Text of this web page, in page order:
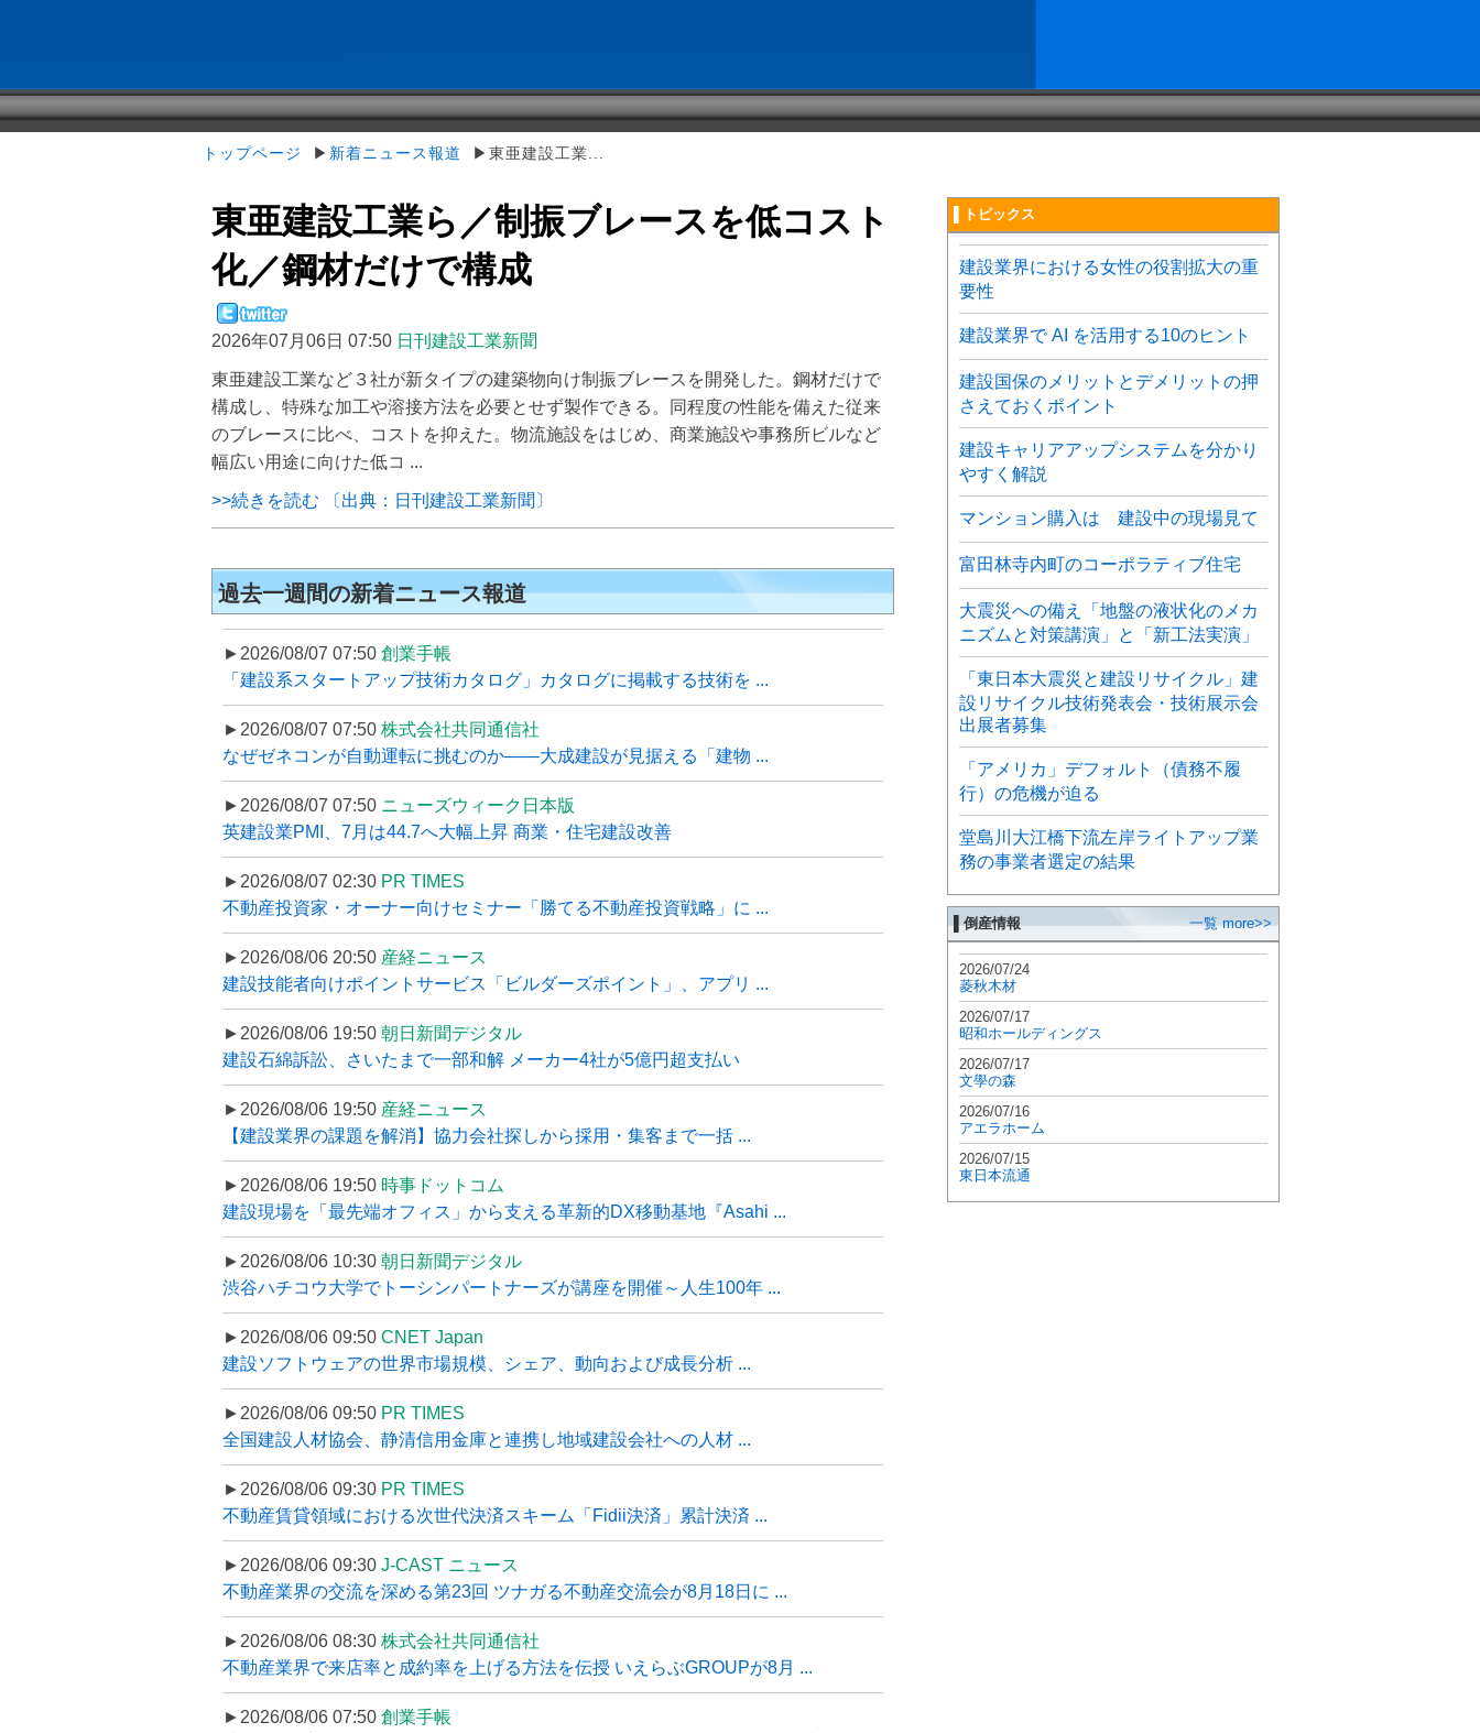
トップページ ▶ 新着ニュース報道 ▶東亜建設工業...
東亜建設工業ら／制振ブレースを低コスト
化／鋼材だけで構成
2026年07月06日 07:50 日刊建設工業新聞
東亜建設工業など３社が新タイプの建築物向け制振ブレースを開発した。鋼材だけで
構成し、特殊な加工や溶接方法を必要とせず製作できる。同程度の性能を備えた従来
のブレースに比べ、コストを抑えた。物流施設をはじめ、商業施設や事務所ビルなど
幅広い用途に向けた低コ ...
>>続きを読む 〔出典：日刊建設工業新聞〕
過去一週間の新着ニュース報道
►2026/08/07 07:50 創業手帳
「建設系スタートアップ技術カタログ」カタログに掲載する技術を ...
►2026/08/07 07:50 株式会社共同通信社
なぜゼネコンが自動運転に挑むのか――大成建設が見据える「建物 ...
►2026/08/07 07:50 ニューズウィーク日本版
英建設業PMI、7月は44.7へ大幅上昇 商業・住宅建設改善
►2026/08/07 02:30 PR TIMES
不動産投資家・オーナー向けセミナー「勝てる不動産投資戦略」に ...
►2026/08/06 20:50 産経ニュース
建設技能者向けポイントサービス「ビルダーズポイント」、アプリ ...
►2026/08/06 19:50 朝日新聞デジタル
建設石綿訴訟、さいたまで一部和解 メーカー4社が5億円超支払い
►2026/08/06 19:50 産経ニュース
【建設業界の課題を解消】協力会社探しから採用・集客まで一括 ...
►2026/08/06 19:50 時事ドットコム
建設現場を「最先端オフィス」から支える革新的DX移動基地『Asahi ...
►2026/08/06 10:30 朝日新聞デジタル
渋谷ハチコウ大学でトーシンパートナーズが講座を開催～人生100年 ...
►2026/08/06 09:50 CNET Japan
建設ソフトウェアの世界市場規模、シェア、動向および成長分析 ...
►2026/08/06 09:50 PR TIMES
全国建設人材協会、静清信用金庫と連携し地域建設会社への人材 ...
►2026/08/06 09:30 PR TIMES
不動産賃貸領域における次世代決済スキーム「Fidii決済」累計決済 ...
►2026/08/06 09:30 J-CAST ニュース
不動産業界の交流を深める第23回 ツナガる不動産交流会が8月18日に ...
►2026/08/06 08:30 株式会社共同通信社
不動産業界で来店率と成約率を上げる方法を伝授 いえらぶGROUPが8月 ...
►2026/08/06 07:50 創業手帳
▌トピックス
建設業界における女性の役割拡大の重
要性
建設業界で AI を活用する10のヒント
建設国保のメリットとデメリットの押
さえておくポイント
建設キャリアアップシステムを分かり
やすく解説
マンション購入は 建設中の現場見て
富田林寺内町のコーポラティブ住宅
大震災への備え「地盤の液状化のメカ
ニズムと対策講演」と「新工法実演」
「東日本大震災と建設リサイクル」建
設リサイクル技術発表会・技術展示会
出展者募集
「アメリカ」デフォルト（債務不履
行）の危機が迫る
堂島川大江橋下流左岸ライトアップ業
務の事業者選定の結果
▌倒産情報 一覧 more>>
2026/07/24
菱秋木材
2026/07/17
昭和ホールディングス
2026/07/17
文學の森
2026/07/16
アエラホーム
2026/07/15
東日本流通